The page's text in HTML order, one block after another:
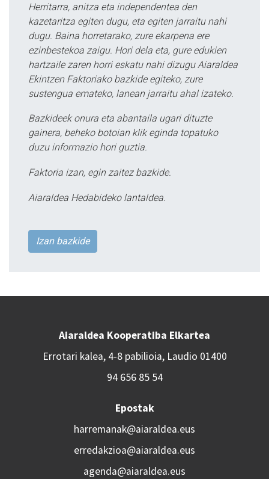
Herritarra, anitza eta independentea den
kazetaritza egiten dugu, eta egiten jarraitu nahi
dugu. Baina horretarako, zure ekarpena ere
ezinbestekoa zaigu. Hori dela eta, gure edukien
hartzaile zaren horri eskatu nahi dizugu Aiaraldea
Ekintzen Faktoriako bazkide egiteko, zure
sustengua emateko, lanean jarraitu ahal izateko.
Bazkideek onura eta abantaila ugari dituzte
gainera, beheko botoian klik eginda topatuko
duzu informazio hori guztia.
Faktoria izan, egin zaitez bazkide.
Aiaraldea Hedabideko lantaldea.
Izan bazkide
Aiaraldea Kooperatiba Elkartea
Errotari kalea, 4-8 pabilioia, Laudio 01400
94 656 85 54
Epostak
harremanak@aiaraldea.eus
erredakzioa@aiaraldea.eus
agenda@aiaraldea.eus